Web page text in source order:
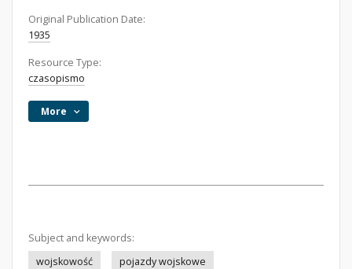
Original Publication Date:
1935
Resource Type:
czasopismo
More
Subject and keywords:
wojskowość
pojazdy wojskowe